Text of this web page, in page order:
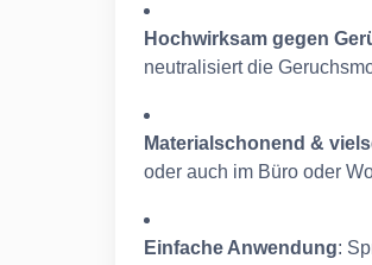
Hochwirksam gegen
neutralisiert die
Materialschonend &
oder auch im Büro oder
Einfache Anwendung: